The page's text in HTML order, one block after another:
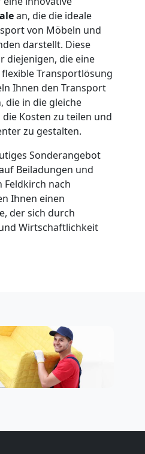
an, die die ideale
von Möbeln und
darstellt. Diese
diejenigen, die eine
Transportlösung
Ihnen den Transport
die in die gleiche
Kosten zu teilen und
zu gestalten.
Sonderangebot
Beiladungen und
Feldkirch nach
Ihnen einen
der sich durch
Wirtschaftlichkeit